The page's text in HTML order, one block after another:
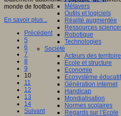
Métavers
Outils et logiciels
Réalité augmentée
Ressources
Robotique
Technologies
Société
Acteurs des
Ecole et structure
Economie
Ecosystème éducatif
Génération internet
Handicap
Mondialisation
Normes scolaires
Regards sur l’Ecole
monde de football.
En savoir plus...
Précédent
5
6
7
8
9
10
11
12
13
14
Suivant